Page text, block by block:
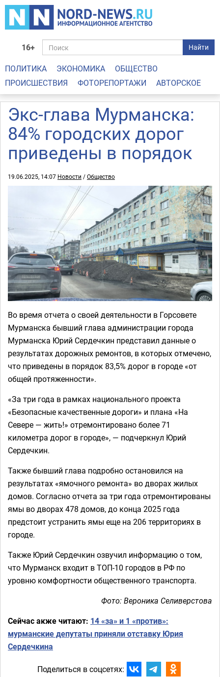
16+ Найти
ПОЛИТИКА ЭКОНОМИКА
ОБЩЕСТВО
ПРОИСШЕСТВИЯ
ФОТОРЕПОРТАЖИ АВТОРСКОЕ
Экс-глава Мурманска:
84% городских дорог
приведены в порядок
19.06.2025, 14:07 Новости /Общество
Во время отчета о своей деятельности в Горсовете
Мурманска бывший глава администрации города
Мурманска Юрий Сердечкин представил данные о
результатах дорожных ремонтов, в которых отмечено,
что приведены в порядок 83,5% дорог в городе «от
общей протяженности».
«За три года в рамках национального проекта
«Безопасные качественные дороги» и плана «На
Севере — жить!» отремонтировано более 71
километра дорог в городе», — подчеркнул Юрий
Сердечкин.
Также бывший глава подробно остановился на
результатах «ямочного ремонта» во дворах жилых
домов. Согласно отчета за три года отремонтированы
ямы во дворах 478 домов, до конца 2025 года
предстоит устранить ямы еще на 206 территориях в
городе.
Также Юрий Сердечкин озвучил информацию о том,
что Мурманск входит в ТОП-10 городов в РФ по
уровню комфортности общественного транспорта.
Фото: Вероника Селиверстова
Сейчас акже читают: 14 «за» и 1 «против»:
мурманские депутаты приняли отставку Юрия
Сердечкина
Поделиться в соцсетях: